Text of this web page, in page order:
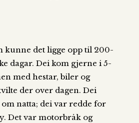
kunne det ligge opp til 200-
dagar. Dei kom gjerne i 5-
med hestar, biler og
der over dagen. Dei
natta; dei var redde for
Det var motorbråk og